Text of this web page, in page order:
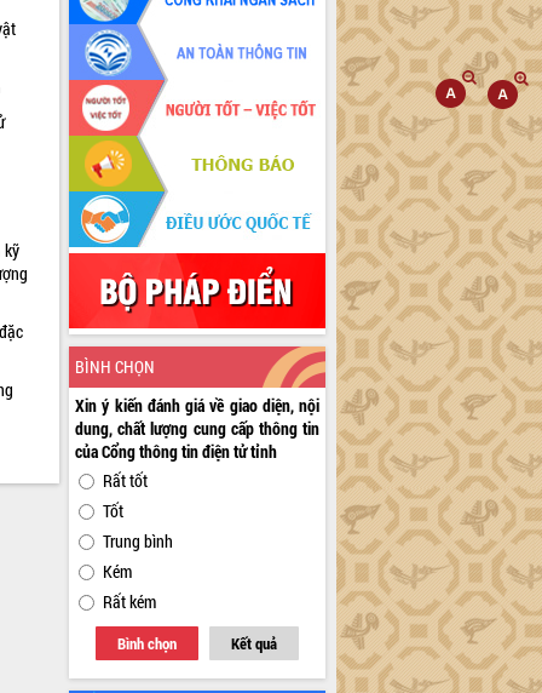
kỹ
BÌNH CHỌN
Xin ý kiến đánh giá về giao diện, nội
dung, chất lượng cung cấp thông tin
của Cổng thông tin điện tử tỉnh
Rất tốt
Tốt
Trung bình
Kém
Rất kém
Bình chọn Kết quả